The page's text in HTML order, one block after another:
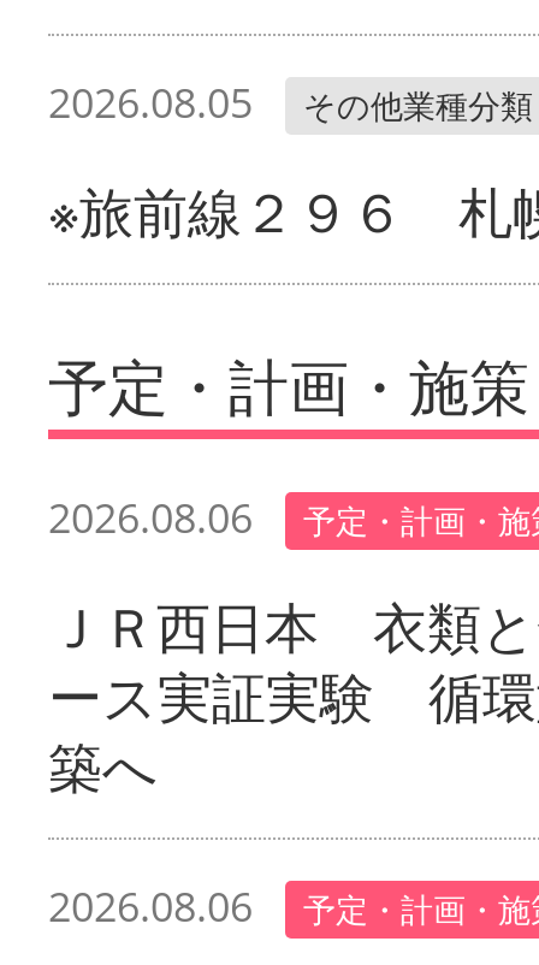
2026.08.05 その他業種分類
※旅前線２９６ 札
予定・計画・施策
2026.08.06 予定・計画・
ＪＲ西日本 衣類
ース実証実験 循
築へ
2026.08.06 予定・計画・